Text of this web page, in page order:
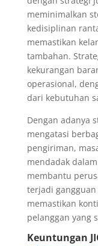
meminimalkan
kedisiplinan
memastikan
tambahan.
kekurangan
operasional,
dari kebutuhan
Dengan adanya
mengatasi
pengiriman,
mendadak
membantu
terjadi
memastikan
pelanggan yang
Keuntungan